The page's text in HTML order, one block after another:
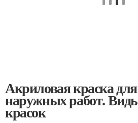
Акриловая краска
наружных работ.
красок